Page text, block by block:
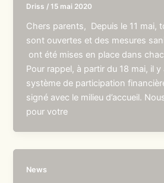
Driss /15 mai 2020
Chers parents, Depuis le 11 mai,
sont ouvertes et des mesures
ont été mises en place dans
Pour rappel, à partir du 18 mai, il
système de participation
signé avec le milieu d’accueil.
pour votre
News